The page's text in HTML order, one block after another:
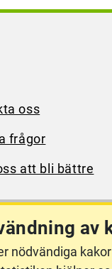
av
nödvändiga
oss
frågor
att bli bättre